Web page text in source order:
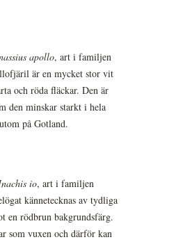
apollo, art i familjen
är en mycket stor vit
och röda fläckar. Den är
den minskar starkt i hela
på Gotland.
io, art i familjen
kännetecknas av tydliga
en rödbrun bakgrundsfärg.
som vuxen och därför kan